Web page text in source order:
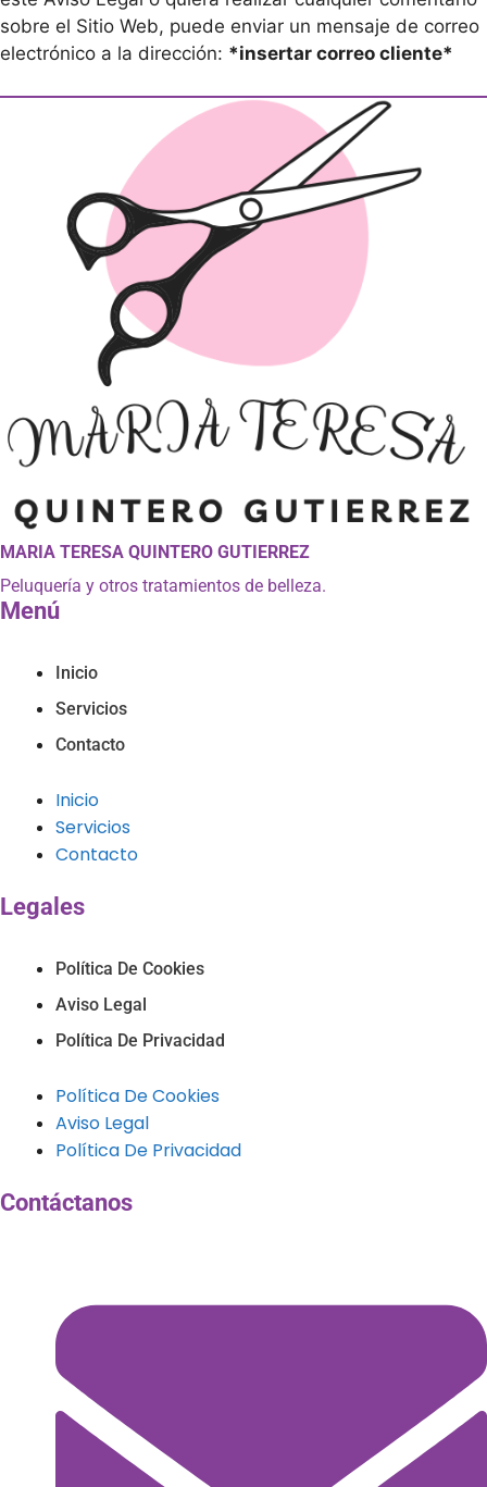
sobre el Sitio Web, puede enviar un mensaje de correo
electrónico a la dirección: *insertar correo cliente*
MARIA TERESA QUINTERO GUTIERREZ
Peluquería y otros tratamientos de belleza.
Menú
Inicio
Servicios
Contacto
Inicio
Servicios
Contacto
Legales
Política De Cookies
Aviso Legal
Política De Privacidad
Política De Cookies
Aviso Legal
Política De Privacidad
Contáctanos